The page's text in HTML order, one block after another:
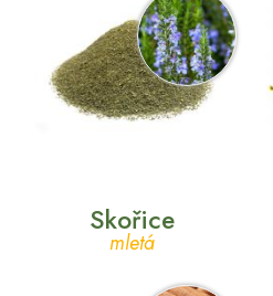
Skořice
mletá